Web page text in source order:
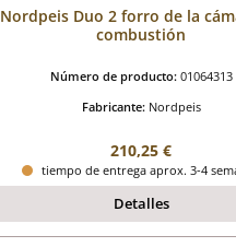
Nordpeis Duo 2 forro de la
combustión
Número de producto: 01064313
Fabricante: Nordpeis
Precio normal:
210,25 €
tiempo de entrega aprox. 3-4
Detalles